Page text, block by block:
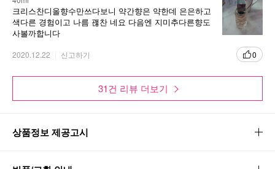
센슈얼하고 감각적인 향! 그의 마음을 사로잡는 강렬한 표현의
플로럴 머스키 향조
관능적인 탑노트
스트와 프리지아의 플로럴 향조가 리프레쉬한
탑노트를 선사한다.
매력적인 하트 노트
생기 넘치는 자몽꽃과 자스민 듀오, 여성스러운
크리스찬디올향수만쓰다보니 약간향은 약한데 은은하고
색다른 경험이고 나름 괞찬 네요 다음엔 지미추다른향도
사볼까합니다
2020.12.22 신고하기 0
31건 리뷰 더보기
상품정보 제공고시